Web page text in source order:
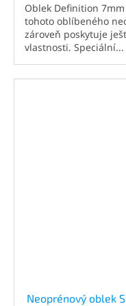
Oblek Definition
tohoto oblíbeného
zároveň poskytuje
vlastnosti. Speciální...
Neoprénový oblek